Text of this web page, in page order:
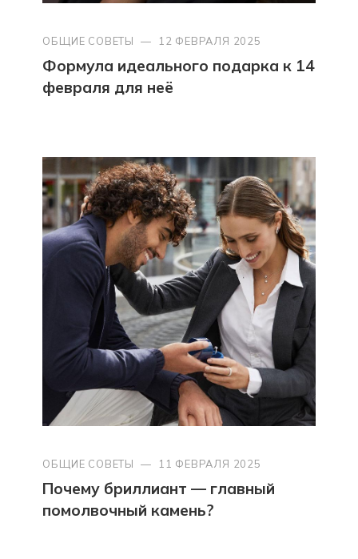
ОБЩИЕ СОВЕТЫ — 12 ФЕВРАЛЯ 2025
Формула идеального подарка к 14
февраля для неё
ОБЩИЕ СОВЕТЫ — 11 ФЕВРАЛЯ 2025
Почему бриллиант — главный
помолвочный камень?